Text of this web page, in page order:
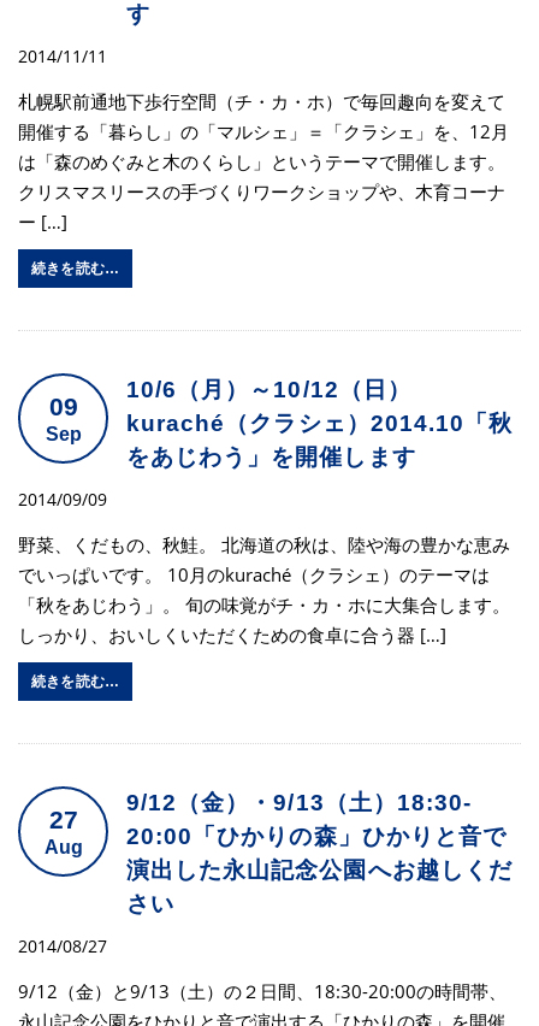
す
2014/11/11
札幌駅前通地下歩行空間（チ・カ・ホ）で毎回趣向を変えて
開催する「暮らし」の「マルシェ」＝「クラシェ」を、12月
は「森のめぐみと木のくらし」というテーマで開催します。
クリスマスリースの手づくりワークショップや、木育コーナ
ー […]
続きを読む…
09
Sep
10/6（月）～10/12（日）
kuraché（クラシェ）2014.10「秋
をあじわう」を開催します
2014/09/09
野菜、くだもの、秋鮭。 北海道の秋は、陸や海の豊かな恵み
でいっぱいです。 10月のkuraché（クラシェ）のテーマは
「秋をあじわう」。 旬の味覚がチ・カ・ホに大集合します。
しっかり、おいしくいただくための食卓に合う器 […]
続きを読む…
27
Aug
9/12（金）・9/13（土）18:30-
20:00「ひかりの森」ひかりと音で
演出した永山記念公園へお越しくだ
さい
2014/08/27
9/12（金）と9/13（土）の２日間、18:30-20:00の時間帯、
永山記念公園をひかりと音で演出する「ひかりの森」を開催